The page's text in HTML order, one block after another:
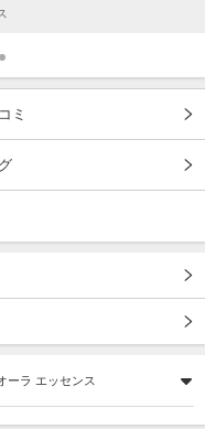
ミ
ーラ エッセンス